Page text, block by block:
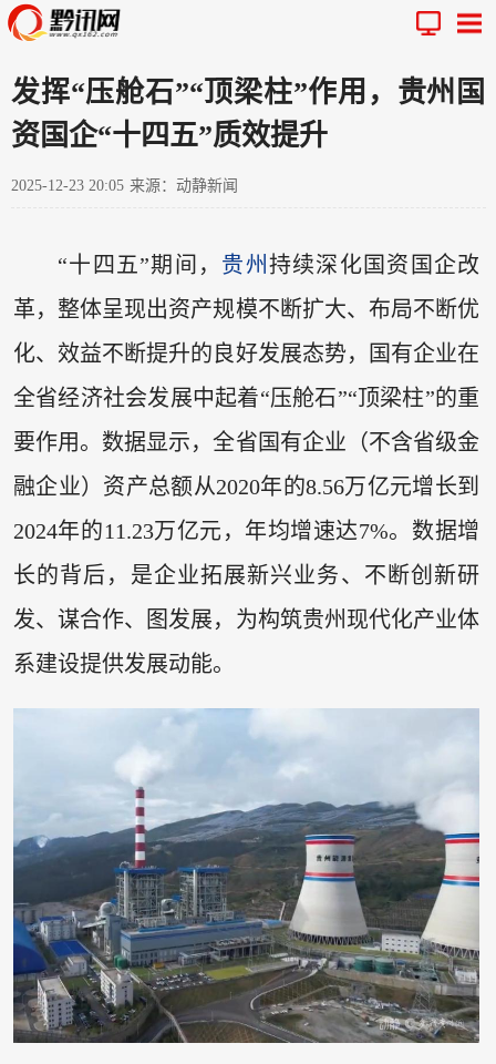
发挥“压舱石”“顶梁柱”作用，贵州国
资国企“十四五”质效提升
2025-12-23 20:05 来源：动静新闻
“十四五”期间， 贵州 持续深化国资国企改
革，整体呈现出资产规模不断扩大、布局不断优
化、效益不断提升的良好发展态势，国有企业在
全省经济社会发展中起着“压舱石”“顶梁柱”的重
要作用。数据显示，全省国有企业（不含省级金
融企业）资产总额从2020年的8.56万亿元增长到
2024年的11.23万亿元，年均增速达7%。数据增
长的背后，是企业拓展新兴业务、不断创新研
发、谋合作、图发展，为构筑贵州现代化产业体
系建设提供发展动能。